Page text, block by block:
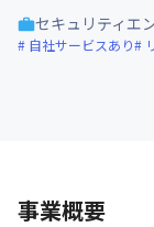
セキュリティエ
自社サービスあり
事業概要